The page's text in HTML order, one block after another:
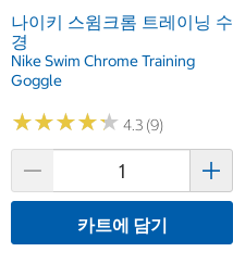
나이키 스윔크롬 트레이닝 수
경
Nike Swim Chrome Training
Goggle
★★★★★
★★★★★ 4.3 (9)
카트에 담기